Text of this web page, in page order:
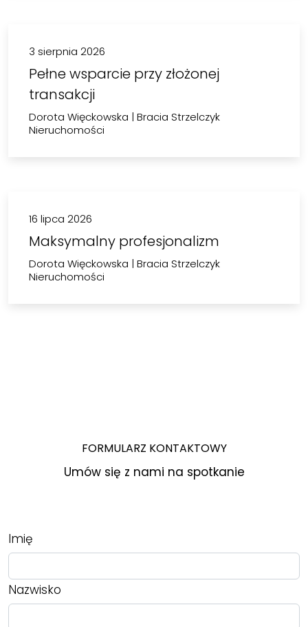
3 sierpnia 2026
Pełne wsparcie przy złożonej
transakcji
Dorota Więckowska | Bracia Strzelczyk
Nieruchomości
16 lipca 2026
Maksymalny profesjonalizm
Dorota Więckowska | Bracia Strzelczyk
Nieruchomości
FORMULARZ KONTAKTOWY
Umów się z nami na spotkanie
Imię
Nazwisko